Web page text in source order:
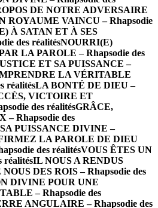
DE NOTRE ADVERSAIRE
ROYAUME VAINCU – Rhapsodie
À SATAN ET À SES
des réalitésNOURRI(E)
LA PAROLE – Rhapsodie des
ET SA PUISSANCE –
LA VÉRITABLE
réalitésLA BONTÉ DE DIEU –
VICTOIRE ET
des réalitésGRÂCE,
– Rhapsodie des
PUISSANCE DIVINE –
LA PAROLE DE DIEU
des réalitésVOUS ÊTES UN
réalitésIL NOUS A RENDUS
DES ROIS – Rhapsodie des
DIVINE POUR UNE
– Rhapsodie des
ANGULAIRE – Rhapsodie des